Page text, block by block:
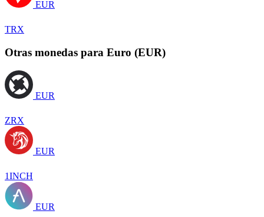
EUR
TRX
Otras monedas para Euro (EUR)
EUR
ZRX
EUR
1INCH
EUR